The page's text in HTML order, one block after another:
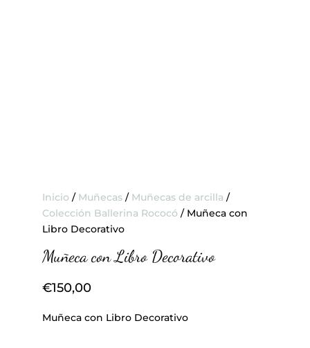
Inicio / Muñecas/ Muñecas de arcilla /
Colección Ballerina Rococó / Muñeca con
Libro Decorativo
Muñeca con Libro Decorativo
€150,00
Muñeca con Libro Decorativo